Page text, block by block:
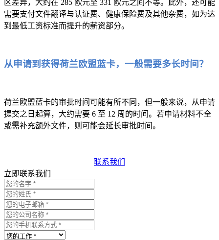
区差异，大约在 285 欧元至 331 欧元之间不等。此外，还可能
需要支付文件翻译与认证费、健康保险费及其他杂费，如为达
到最低工资标准而提升的薪资部分。
从申请到获得荷兰欧盟蓝卡，一般需要多长时间？
荷兰欧盟蓝卡的审批时间可能有所不同，但一般来说，从申请
提交之日起算，大约需要 6 至 12 周的时间。若申请材料不全
或需补充额外文件，则可能会延长审批时间。
联系我们
立即联系我们